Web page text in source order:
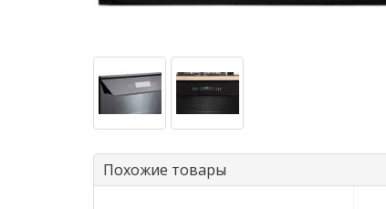
Похожие товары